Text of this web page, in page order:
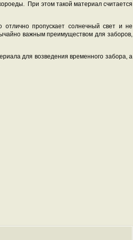
При этом такой материал считается
отлично пропускает солнечный свет и не
важным преимуществом для заборов,
для возведения временного забора, а